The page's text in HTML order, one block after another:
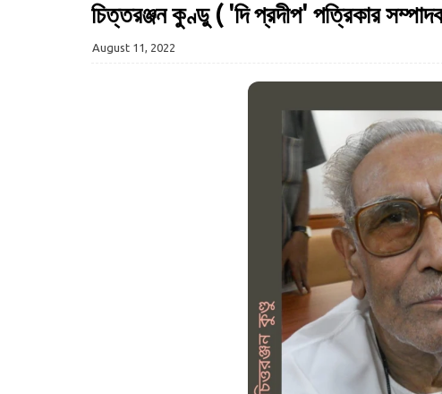
চিত্তরঞ্জন কুণ্ডু ( 'দি প্রদীপ' পত্রিকার
August 11, 2022